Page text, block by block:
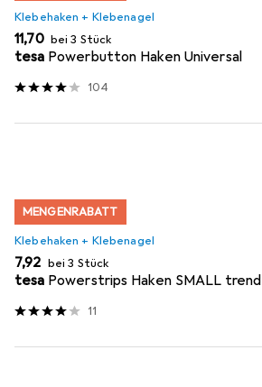
Klebehaken + Klebenagel
EUR
11,70 bei 3 Stück
tesa Powerbutton Haken Universal
104
MENGENRABATT
Klebehaken + Klebenagel
EUR
7,92 bei 3 Stück
tesa Powerstrips Haken SMALL trend
11